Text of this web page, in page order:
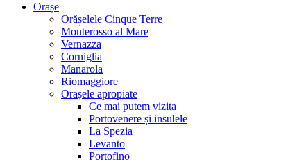
Orașe
Orășelele Cinque Terre
Monterosso al Mare
Vernazza
Corniglia
Manarola
Riomaggiore
Orașele apropiate
Ce mai putem vizita
Portovenere și insulele
La Spezia
Levanto
Portofino